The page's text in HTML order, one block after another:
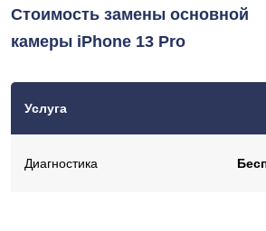
Стоимость замены основной
камеры iPhone 13 Pro
Услуга
Диагностика